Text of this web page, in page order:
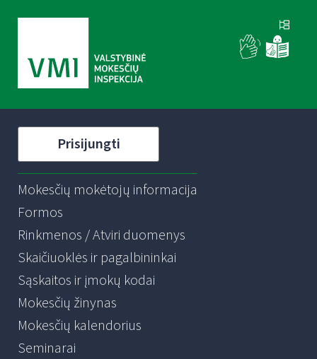
Prisijungti
Mokesčių mokėtojų informacija
Formos
Rinkmenos / Atviri duomenys
Skaičiuoklės ir pagalbininkai
Sąskaitos ir įmokų kodai
Mokesčių žinynas
Mokesčių kalendorius
Seminarai